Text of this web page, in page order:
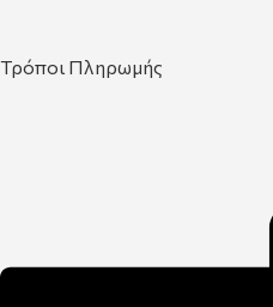
Τρόποι Πληρωμής